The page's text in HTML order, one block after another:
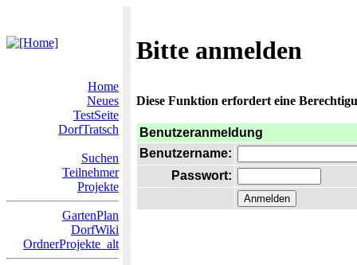
Bitte anmelden
Home
Neues
TestSeite
DorfTratsch
Suchen
Teilnehmer
Projekte
GartenPlan
DorfWiki
OrdnerProjekte_alt
Diese Funktion erfordert eine
Benutzeranmeldung
Benutzername:
Passwort: